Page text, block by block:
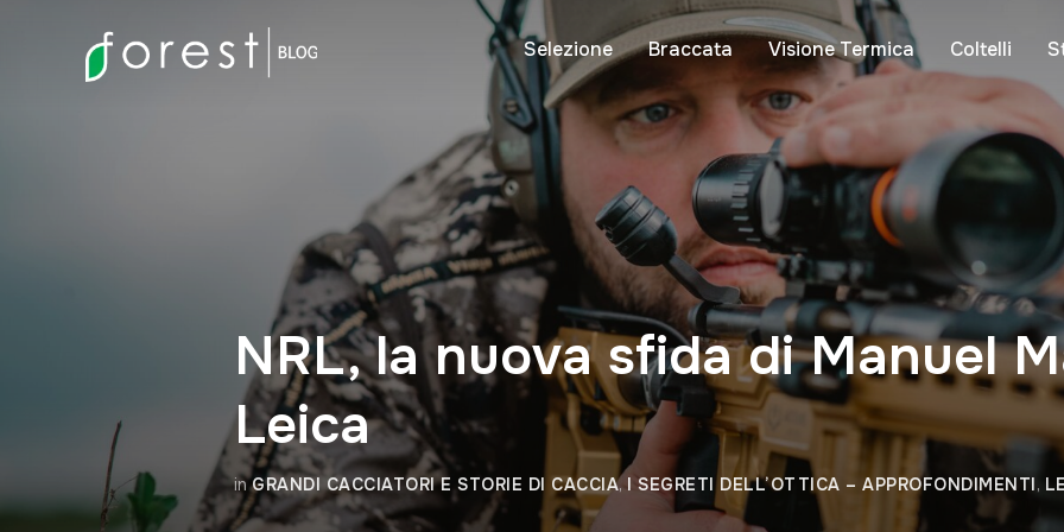
Selezione Braccata Visione Termica Coltelli
NRL, la nuova sfida di Manuel
Leica
inGRANDI CACCIATORI E STORIE DI CACCIA, I SEGRETI DELL’OTTICA – APPROFONDIMENTI,